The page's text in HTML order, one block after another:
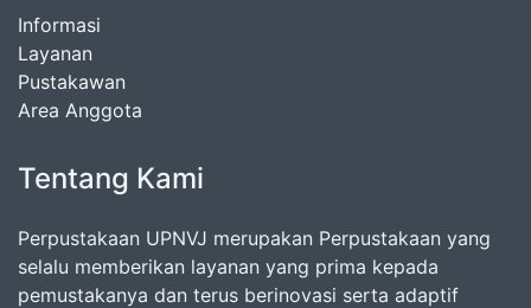
Informasi
Layanan
Pustakawan
Area Anggota
Tentang Kami
Perpustakaan UPNVJ merupakan Perpustakaan yang
selalu memberikan layanan yang prima kepada
pemustakanya dan terus berinovasi serta adaptif